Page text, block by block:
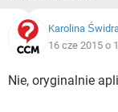
Karolina
16 cze 2015 o
Nie, oryginalnie